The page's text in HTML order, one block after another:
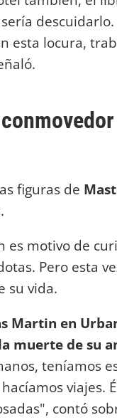
esta locura,
figuras de
motivo de
Pero esta
su vida.
Martin en
muerte de su
teníamos
viajes.
contó